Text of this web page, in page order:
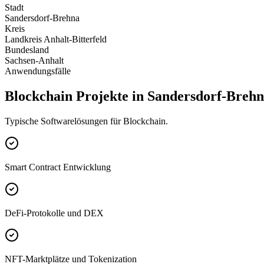
Stadt
Sandersdorf-Brehna
Kreis
Landkreis Anhalt-Bitterfeld
Bundesland
Sachsen-Anhalt
Anwendungsfälle
Blockchain Projekte in Sandersdorf-
Typische Softwarelösungen für Blockchain.
Smart Contract Entwicklung
DeFi-Protokolle und DEX
NFT-Marktplätze und Tokenization